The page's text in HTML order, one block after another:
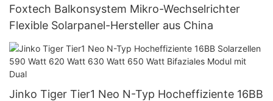
Foxtech Balkonsystem Mikro-Wechselrichter
Flexible Solarpanel-Hersteller aus China
Jinko Tiger Tier1 Neo N-Typ Hocheffiziente 16BB